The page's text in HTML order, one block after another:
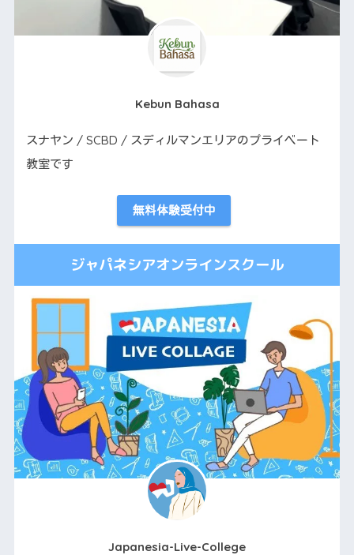
Kebun Bahasa
スナヤン / SCBD / スディルマンエリアのプライベート
教室です
無料体験受付中
ジャパネシアオンラインスクール
Japanesia-Live-College